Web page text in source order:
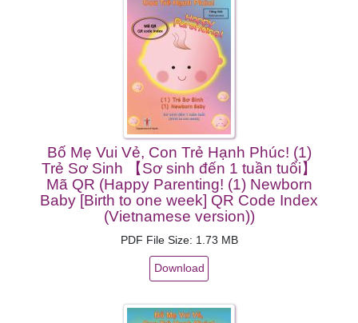
Bố Mẹ Vui Vẻ, Con Trẻ Hạnh Phúc! (1)
Trẻ Sơ Sinh 【Sơ sinh đến 1 tuần tuổi】
Mã QR (Happy Parenting! (1) Newborn
Baby [Birth to one week] QR Code Index
(Vietnamese version))
PDF File Size: 1.73 MB
Download